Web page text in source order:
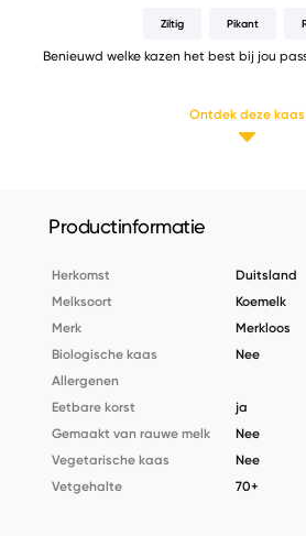
Ziltig Pikant
Benieuwd welke kazen het best bij jou
Ontdek deze kaas
Productinformatie
Herkomst
Duitsland
Melksoort
Koemelk
Merk
Merkloos
Biologische kaas
Nee
Allergenen
Eetbare korst
ja
Gemaakt van rauwe melk
Nee
Vegetarische kaas
Nee
Vetgehalte
70+